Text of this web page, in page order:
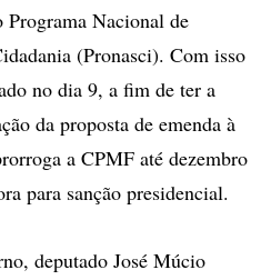
Nacional de
(Pronasci). Com isso
no dia 9, a fim de ter a
da proposta de emenda à
a CPMF até dezembro
para sanção presidencial.
deputado José Múcio